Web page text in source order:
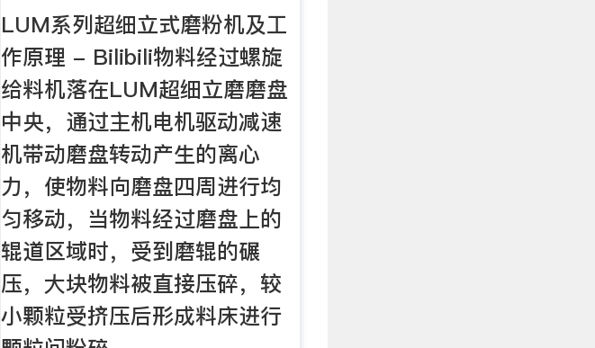
LUM系列超细立式磨粉机及工
作原理 - Bilibili物料经过螺旋
给料机落在LUM超细立磨磨盘
中央，通过主机电机驱动减速
机带动磨盘转动产生的离心
力，使物料向磨盘四周进行均
匀移动，当物料经过磨盘上的
辊道区域时，受到磨辊的碾
压，大块物料被直接压碎，较
小颗粒受挤压后形成料床进行